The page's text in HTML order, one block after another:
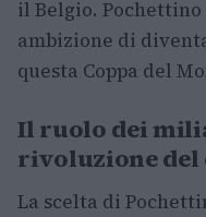
il Belgio. Pochettino
ambizione di
questa Coppa del
Il ruolo dei
rivoluzione del
La scelta di